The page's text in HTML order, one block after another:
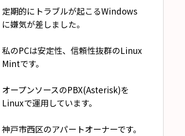
定期的にトラブルが起こるWindows
に嫌気が差しました。
私のPCは安定性、信頼性抜群のLinux
Mintです。
オープンソースのPBX(Asterisk)を
Linuxで運用しています。
神戸市西区のアパートオーナーです。